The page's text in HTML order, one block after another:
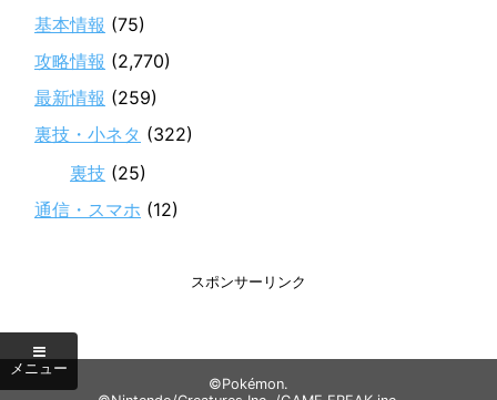
基本情報 (75)
攻略情報 (2,770)
最新情報 (259)
裏技・小ネタ (322)
裏技 (25)
通信・スマホ (12)
スポンサーリンク
©Pokémon.